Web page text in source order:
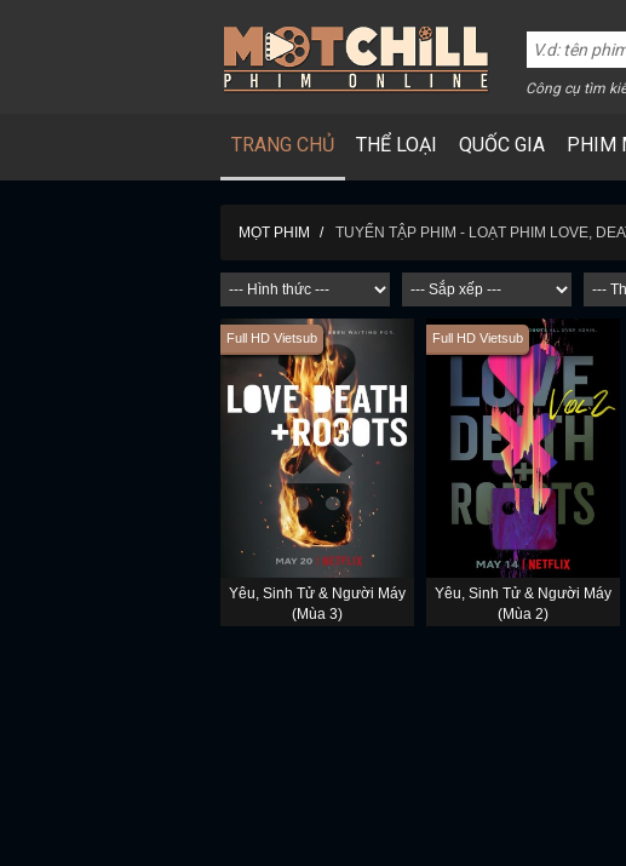
Công cụ tìm
TRANG CHỦ THỂ LOẠI QUỐC GIA PHIM
MỌT PHIM TUYỂN TẬP PHIM - LOẠT PHIM LOVE,
Full HD Vietsub
Yêu, Sinh Tử & Người Máy
(Mùa 3)
Full HD Vietsub
Yêu, Sinh Tử & Người Máy
(Mùa 2)